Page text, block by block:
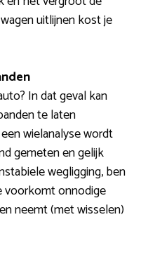
uitlijnen kost je
In dat geval kan
te laten
wielanalyse wordt
gemeten en gelijk
wegligging, ben
voorkomt onnodige
neemt (met wisselen)